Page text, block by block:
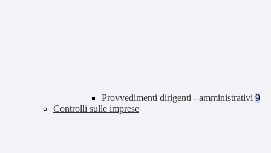
Provvedimenti dirigenti - amministrativi 9
Controlli sulle imprese